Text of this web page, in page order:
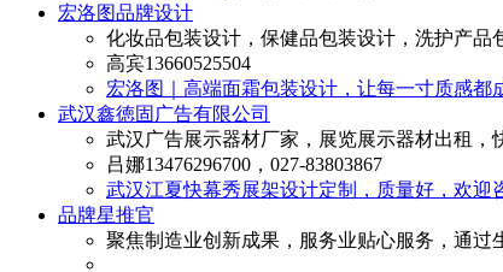
宏洛图品牌设计
化妆品包装设计，保健品包装设计，洗护产品
高宾13660525504
宏洛图｜高端面霜包装设计，让每一寸质感都
武汉鑫徳固广告有限公司
武汉广告展示器材厂家，展览展示器材出租，
吕娜13476296700，027-83803867
武汉江夏快幕秀展架设计定制，质量好，欢迎
品牌星推官
聚焦制造业创新成果，服务业贴心服务，通过